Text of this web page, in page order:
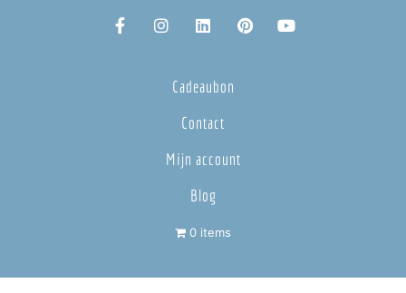
Cadeaubon
Contact
Mijn account
Blog
0 items